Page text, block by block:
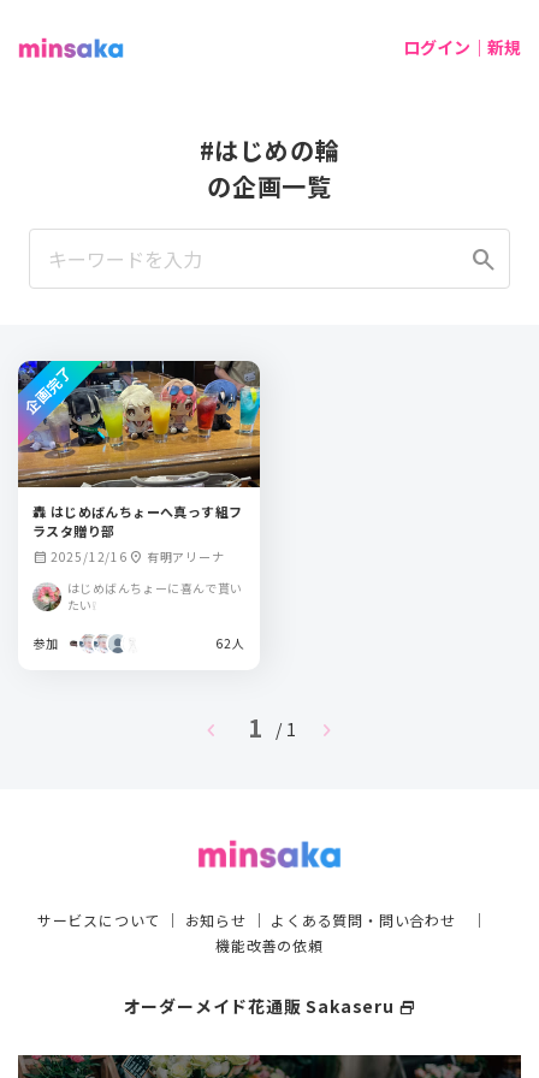
ログイン｜新規
#はじめの輪
の企画一覧
search
轟 はじめばんちょーへ真っす組フ
ラスタ贈り部
calendar_month 2025/12/16 location_on 有明アリーナ
はじめばんちょーに喜んで貰い
たい❕
参加 62人
企画完了
chevron_left 1 / 1 chevron_right
サービスについて ｜ お知らせ ｜ よくある質問・問い合わせ ｜
機能改善の依頼
オーダーメイド花通販 Sakaseru select_window